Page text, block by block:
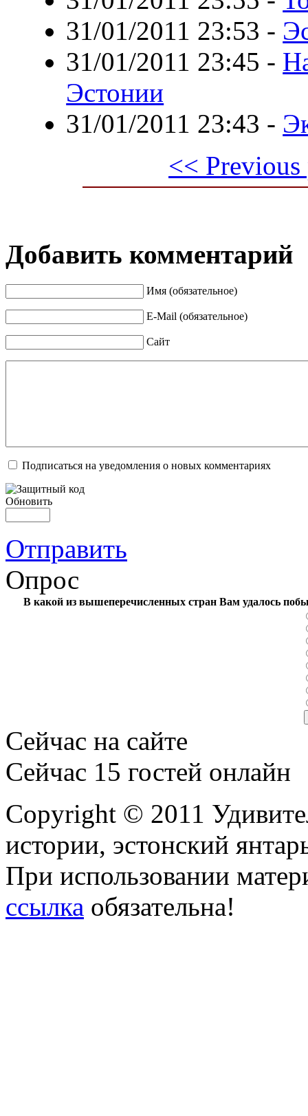
31/01/2011 23:53 -
31/01/2011 23:45 -
Эстонии
31/01/2011 23:43 -
<< Previous
Добавить комментарий
Имя (обязательное)
E-Mail (обязательное)
Сайт
Подписаться на уведомления о новых комментариях
Обновить
Отправить
Опрос
В какой из вышеперечисленных стран Вам удалось
Сейчас на сайте
Сейчас 15 гостей онлайн
Copyright © 2011
истории, эстонский
При использовании
ссылка обязательна!